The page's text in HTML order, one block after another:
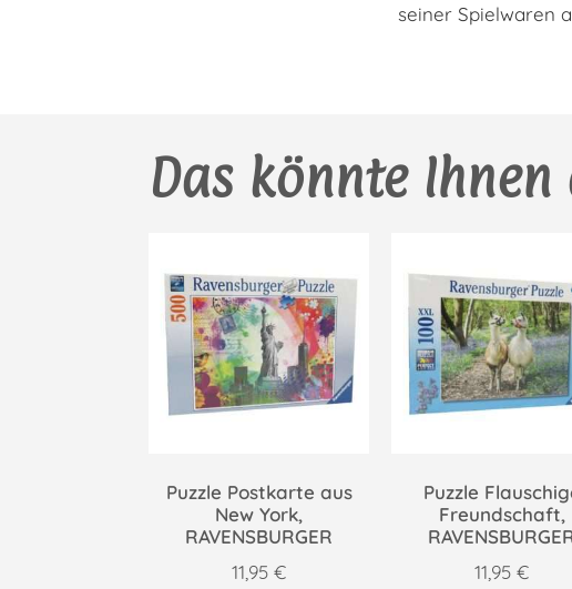
seiner Spielwaren
Das könnte
Puzzle Postkarte aus
New York,
RAVENSBURGER
11,95€
Puzzle
Freundschaft,
11,95€